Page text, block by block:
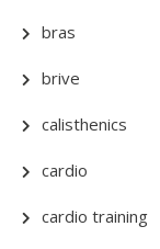
bras
brive
calisthenics
cardio
cardio training